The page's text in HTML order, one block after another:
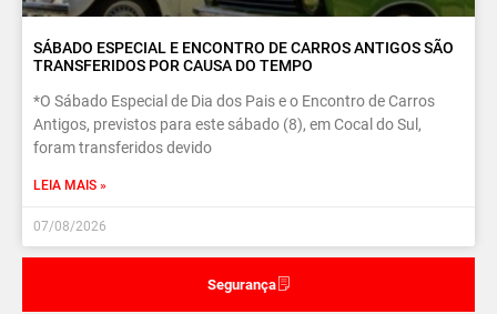
Segurança
SÁBADO ESPECIAL E ENCONTRO DE CARROS ANTIGOS SÃO
TRANSFERIDOS POR CAUSA DO TEMPO
*O Sábado Especial de Dia dos Pais e o Encontro de Carros
Antigos, previstos para este sábado (8), em Cocal do Sul,
foram transferidos devido
LEIA MAIS »
07/08/2026